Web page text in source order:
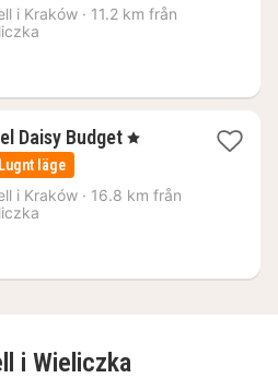
1031
i Kraków · 11.2 km från
Daisy Budget1
411
, 1 Stjärnor
Lugnt läge
i Kraków · 16.8 km från
i Wieliczka